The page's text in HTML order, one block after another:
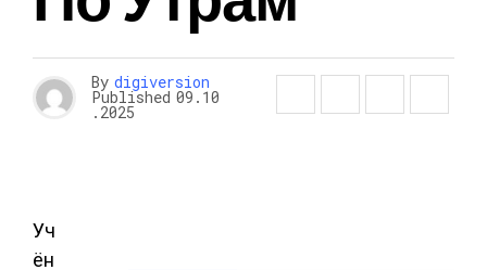
By digiversion
Published 09.10
.2025
Уч
ён